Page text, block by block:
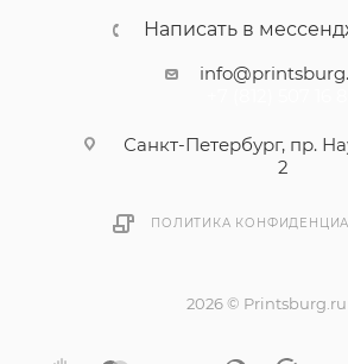
Написать в
Санкт-Петербург, пр.
2
ПОЛИТИКА
2026 © Printsburg.ru